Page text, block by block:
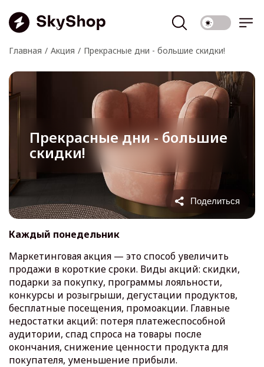
Главная Акция Прекрасные дни - большие скидки!
Прекрасные дни - большие
скидки!
Поделиться
Каждый понедельник
Маркетинговая акция — это способ увеличить
продажи в короткие сроки. Виды акций: скидки,
подарки за покупку, программы лояльности,
конкурсы и розыгрыши, дегустации продуктов,
бесплатные посещения, промоакции. Главные
недостатки акций: потеря платежеспособной
аудитории, спад спроса на товары после
окончания, снижение ценности продукта для
покупателя, уменьшение прибыли.